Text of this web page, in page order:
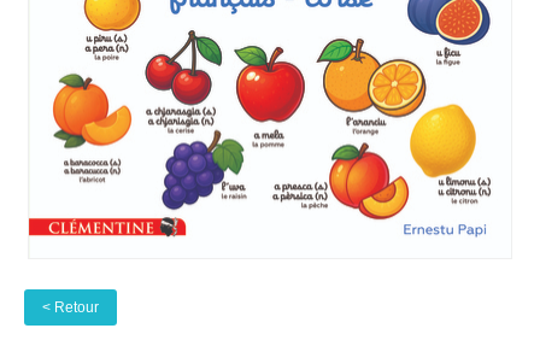
< Retour